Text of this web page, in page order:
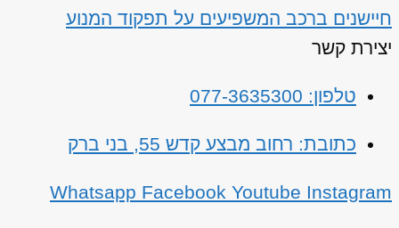
חיישנים ברכב המשפיעים על תפקוד המנוע
יצירת קשר
טלפון: 077-3635300
כתובת: רחוב מבצע קדש 55, בני ברק
Whatsapp Facebook Youtube Instagram